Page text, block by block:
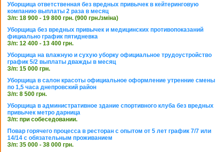
Уборщица ответственная без вредных привычек в кейтеринговую
компанию выплаты 2 раза в месяц
З/п: 18 900 - 19 800 грн. (900 грн./зміна)
Уборщица без вредных привычек и медицинских противопоказаний
фициально график пятидневка
З/п: 12 400 - 13 400 грн.
Уборщица на влажную и сухую уборку официальное трудоустройство
график 5/2 выплаты дважды в месяц
З/п: 15 000 грн.
Уборщица в салон красоты официальное оформление утренние смены
по 1,5 часа днепровский район
З/п: 8 500 грн.
Уборщица в административное здание спортивного клуба без вредных
привычек метро дарница
З/п: при собеседовании.
Повар горячего процесса в ресторан с опытом от 5 лет график 7/7 или
14/14 с обязательным проживанием
З/п: 35 000 - 38 000 грн.